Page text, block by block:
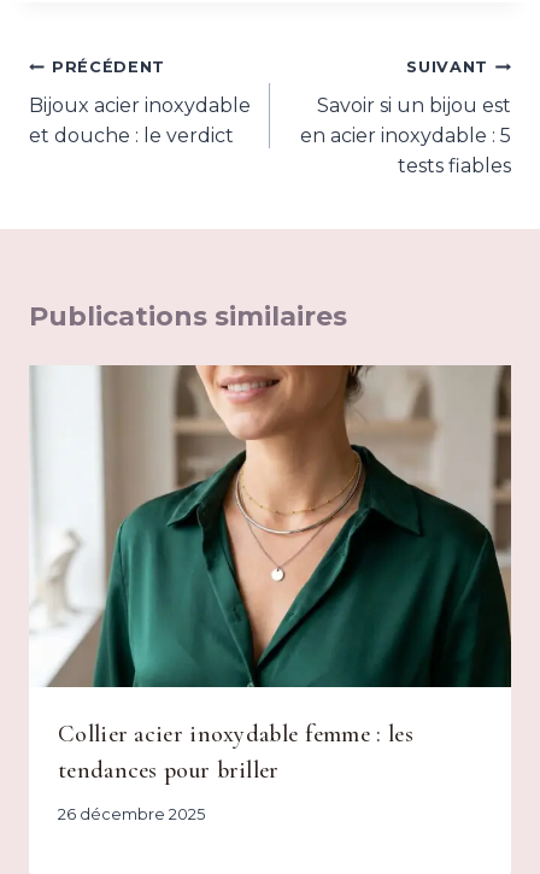
Navigation
de
l’article
PRÉCÉDENT
Bijoux acier inoxydable
et douche : le verdict
SUIVANT
Savoir si un bijou est
en acier inoxydable : 5
tests fiables
Publications similaires
Collier acier inoxydable femme : les
tendances pour briller
26 décembre 2025